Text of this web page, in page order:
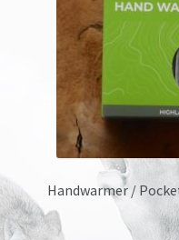
Handwarmer /